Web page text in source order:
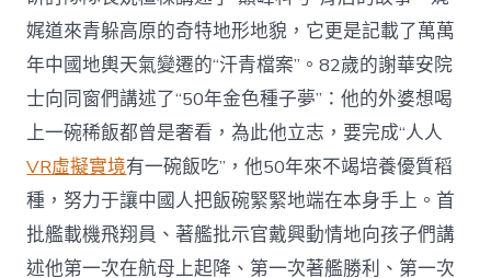
娓道來青躲高原的奇特地形地貌，它更是記載了萬萬
年中國地輿天氣變遷的“汗青檔案”。82歲的謝華安院
士向同窗們講述了“50年金色種子夢”：他的外婆想喝
上一碗稀飯都曾是奢看，為此他立志，要完成“人人
VR虛擬實境有一碗飯吃”，他50年來不竭培養優質稻
種，努力于讓中國人把飯碗緊緊地端在本身手上。首
批艦載機飛翔員、著艦批示官戴興動情地向孩子們講
述他第一次在航母上起降、第一次著艦勝利、第一次